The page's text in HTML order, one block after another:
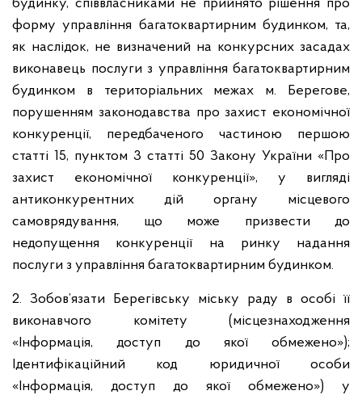
будинку, співвласниками не прийнято рішення про
форму управління багатоквартирним будинком, та,
як наслідок, не визначений на конкурсних засадах
виконавець послуги з управління багатоквартирним
будинком в територіальних межах м. Берегове,
порушенням законодавства про захист економічної
конкуренції, передбаченого частиною першою
статті 15, пунктом 3 статті 50 Закону України «Про
захист економічної конкуренції», у вигляді
антиконкурентних дій органу місцевого
самоврядування, що може призвести до
недопущення конкуренції на ринку надання
послуги з управління багатоквартирним будинком.
2. Зобов’язати Берегівську міську раду в особі її
виконавчого комітету (місцезнаходження
«Інформація, доступ до якої обмежено»);
Ідентифікаційний код юридичної особи
«Інформація, доступ до якої обмежено») у